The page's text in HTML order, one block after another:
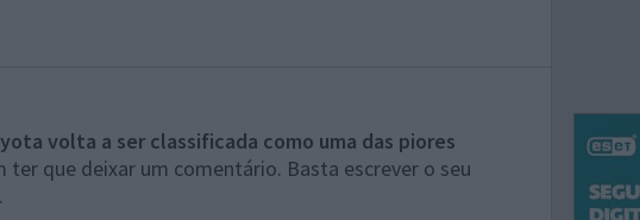
volta a ser classificada como uma das piores
ter que deixar um comentário. Basta escrever o seu